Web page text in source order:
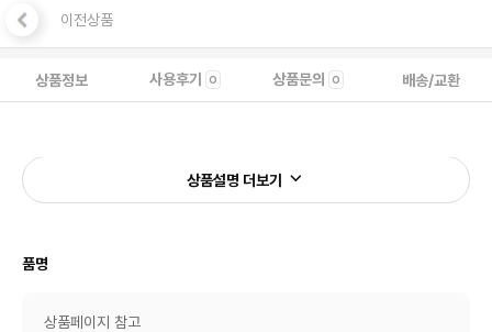
이전상품
상품정보 사용후기 0 상품문의 0 배송/교환
상품설명 더보기
품명
상품페이지 참고